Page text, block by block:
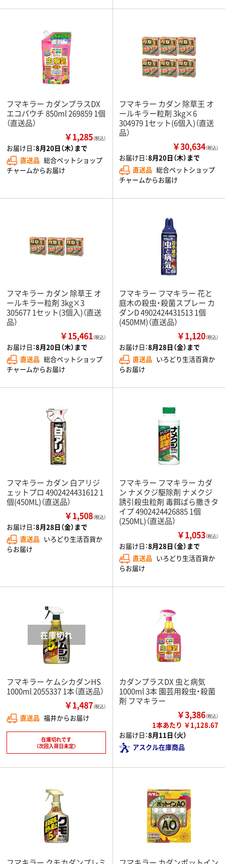
フマキラー カダンプラスDX
エコパウチ 850ml 269859 1個
（直送品）
￥1,285（税込）
お届け日：8月20日（木）まで
直送品 総合ペットショップ
チャームからお届け
フマキラー カダン 除草王 オ
ールキラー粒剤 3kg×6
304979 1セット(6個入)（直送
品）
￥30,634（税込）
お届け日：8月20日（木）まで
直送品 総合ペットショップ
チャームからお届け
フマキラー カダン 除草王 オ
ールキラー粒剤 3kg×3
305677 1セット(3個入)（直送
品）
￥15,461（税込）
お届け日：8月20日（木）まで
直送品 総合ペットショップ
チャームからお届け
フマキラー フマキラー 花と
庭木の殺虫・殺菌スプレー カ
ダンD 4902424431513 1個
(450MM)（直送品）
￥1,120（税込）
お届け日：8月28日（金）まで
直送品 いろどり生活百貨か
らお届け
フマキラー カダン 白アリジ
ェットプロ 4902424431612 1
個(450ML)（直送品）
￥1,508（税込）
お届け日：8月28日（金）まで
直送品 いろどり生活百貨か
らお届け
フマキラー フマキラー カダ
ン ナメクジ駆除剤 ナメクジ
誘引殺虫粒剤 毒餌ばら撒きタ
イプ 4902424426885 1個
(250ML)（直送品）
￥1,053（税込）
お届け日：8月28日（金）まで
直送品 いろどり生活百貨か
らお届け
フマキラー ケムシカダンHS
1000ml 2055337 1本（直送品）
￥1,487（税込）
直送品 福井からお届け
在庫切れです
（次回入荷日未定）
カダンプラスDX 虫と病気
1000ml 3本 園芸用殺虫・殺菌
剤 フマキラー
￥3,386（税込）
1本あたり ￥1,128.67
お届け日：8月11日（火）
アスクル在庫商品